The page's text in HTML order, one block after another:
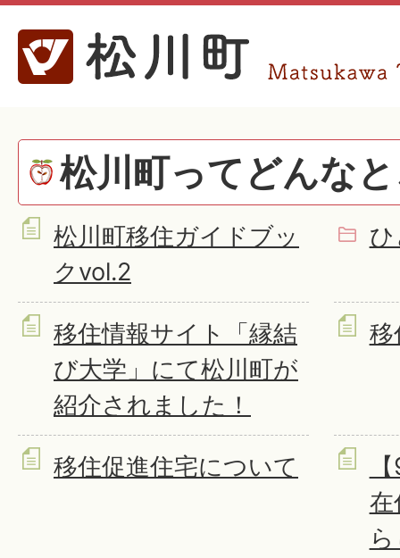
松川町ってどんな
松川町移住ガイドブッ
クvol.2
移住情報サイト「縁結
び大学」にて松川町が
紹介されました！
移
移住促進住宅について
在